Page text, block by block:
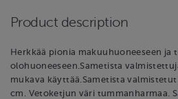
Product description
Herkkää pionia makuuhuoneeseen ja
olohuoneeseen.Sametista
mukava käyttää.Sametista
cm. Vetoketjun väri tummanharmaa.